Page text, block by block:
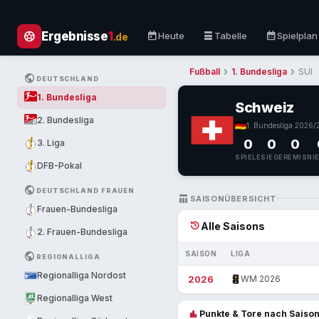
sports_soccer Ergebnisse1.de todayHeute table_rows Tabelle calendar_monthSpielplan
PUBLIC DEUTSCHLAND
1. Bundesliga
2. Bundesliga
3. Liga
DFB-Pokal
PUBLIC DEUTSCHLAND FRAUEN
Frauen-Bundesliga
2. Frauen-Bundesliga
PUBLIC REGIONALLIGA
Regionalliga Nordost
Regionalliga West
Fußball chevron_right 1. Bundesliga chevron_right SUI
Schweiz
1. Bundesliga 2026/
0
SPIELE
0
SIEGE
0
REMIS
TABLE_CHART SAISONÜBERSICHT
historyAlle Saisons
SAISON LIGA
2026 WM 2026
bar_chart Punkte & Tore nach Saison